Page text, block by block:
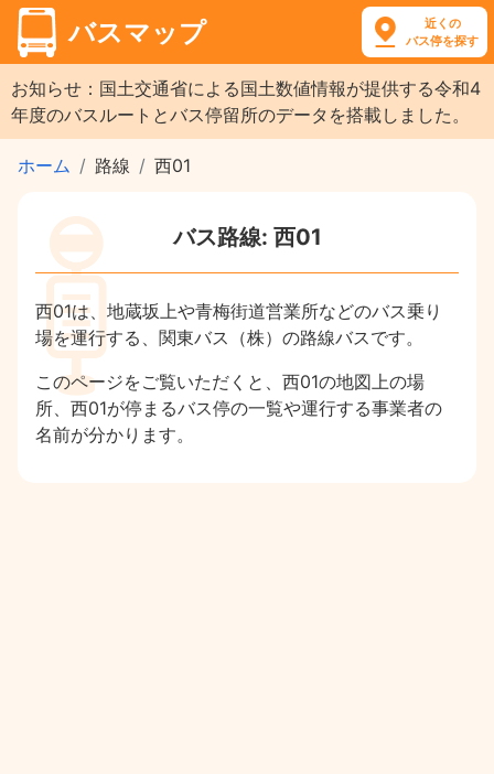
バスマップ
近くの
バス停を探す
お知らせ：国土交通省による国土数値情報が提供する令和4
年度のバスルートとバス停留所のデータを搭載しました。
ホーム 路線 西01
バス路線: 西01
西01は、地蔵坂上や青梅街道営業所などのバス乗り
場を運行する、関東バス（株）の路線バスです。
このページをご覧いただくと、西01の地図上の場
所、西01が停まるバス停の一覧や運行する事業者の
名前が分かります。